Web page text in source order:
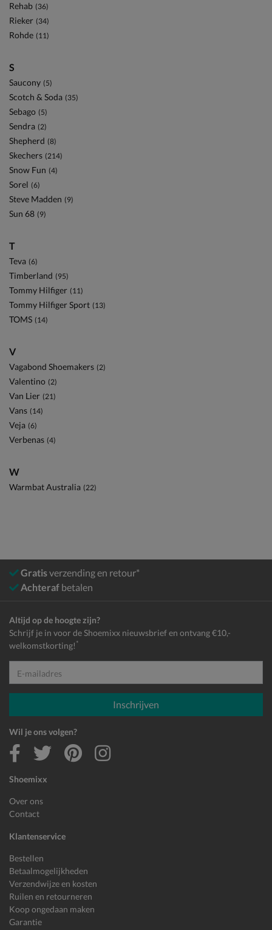
Rehab (36)
Rieker (34)
Rohde (11)
S
Saucony (5)
Scotch & Soda (35)
Sebago (5)
Sendra (2)
Shepherd (8)
Skechers (214)
Snow Fun (4)
Sorel (6)
Steve Madden (9)
Sun 68 (9)
T
Teva (6)
Timberland (95)
Tommy Hilfiger (11)
Tommy Hilfiger Sport (13)
TOMS (14)
V
Vagabond Shoemakers (2)
Valentino (2)
Van Lier (21)
Vans (14)
Veja (6)
Verbenas (4)
W
Warmbat Australia (22)
Gratisverzending en retour*
Achteraf betalen
Shoemixx
Over ons
Contact
Klantenservice
Bestellen
Betaalmogelijkheden
Verzendwijze en kosten
Ruilen en retourneren
Koop ongedaan maken
Garantie
Altijd op de hoogte zijn?
Schrijf je in voor de Shoemixx nieuwsbrief en ontvang €10,-
welkomstkorting! *
E-mailadres
Inschrijven
Wil je ons volgen?